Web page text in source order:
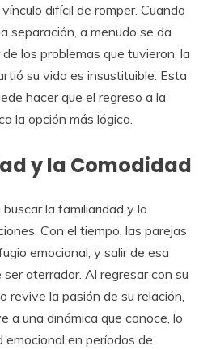
difícil de romper. Cuando
separación, a menudo se da
los problemas que tuvieron, la
su vida es insustituible. Esta
hacer que el regreso a la
la opción más lógica.
y la Comodidad
la familiaridad y la
Con el tiempo, las parejas
emocional, y salir de esa
aterrador. Al regresar con su
revive la pasión de su relación,
a una dinámica que conoce, lo
emocional en períodos de